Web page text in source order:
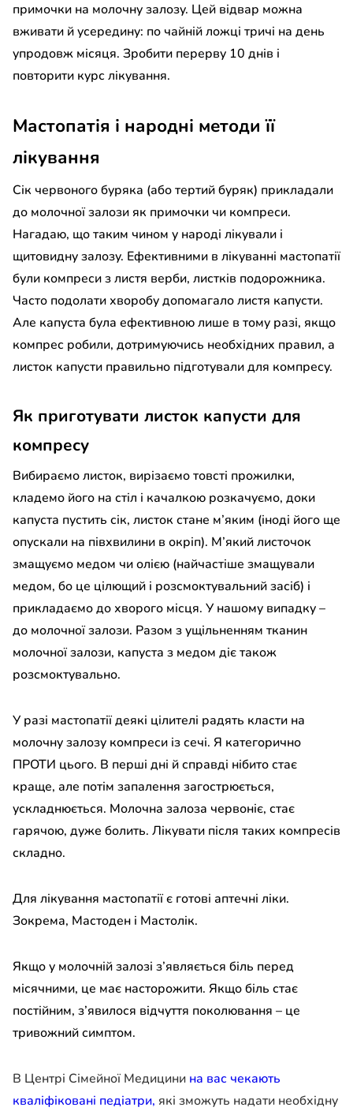
примочки на молочну залозу. Цей відвар можна
вживати й усередину: по чайній ложці тричі на день
упродовж місяця. Зробити перерву 10 днів і
повторити курс лікування.
Мастопатія і народні методи її
лікування
Сік червоного буряка (або тертий буряк) прикладали
до молочної залози як примочки чи компреси.
Нагадаю, що таким чином у народі лікували і
щитовидну залозу. Ефективними в лікуванні мастопатії
були компреси з листя верби, листків подорожника.
Часто подолати хворобу допомагало листя капусти.
Але капуста була ефективною лише в тому разі, якщо
компрес робили, дотримуючись необхідних правил, а
листок капусти правильно підготували для компресу.
Як приготувати листок капусти для
компресу
Вибираємо листок, вирізаємо товсті прожилки,
кладемо його на стіл і качалкою розкачуємо, доки
капуста пустить сік, листок стане м’яким (іноді його ще
опускали на півхвилини в окріп). М’який листочок
змащуємо медом чи олією (найчастіше змащували
медом, бо це цілющий і розсмоктувальний засіб) і
прикладаємо до хворого місця. У нашому випадку –
до молочної залози. Разом з ущільненням тканин
молочної залози, капуста з медом діє також
розсмоктувально.
У разі мастопатії деякі цілителі радять класти на
молочну залозу компреси із сечі. Я категорично
ПРОТИ цього. В перші дні й справді нібито стає
краще, але потім запалення загострюється,
ускладнюється. Молочна залоза червоніє, стає
гарячою, дуже болить. Лікувати після таких компресів
складно.
Для лікування мастопатії є готові аптечні ліки.
Зокрема, Мастоден і Мастолік.
Якщо у молочній залозі з’являється біль перед
місячними, це має насторожити. Якщо біль стає
постійним, з’явилося відчуття поколювання – це
тривожний симптом.
В Центрі Сімейної Медицини на вас чекають
кваліфіковані педіатри, які зможуть надати необхідну